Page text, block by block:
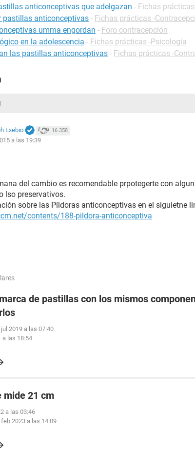
anticonceptivas que adelgazan - Fichas
pastillas anticonceptivas - Fichas prácticas -
umma engordan - Foro contracepción
en la adolescencia - Fichas prácticas -Psicología
las pastillas anticonceptivas - Fichas prácticas -
Exebio 16.358
a las 19:39
del cambio es recomendable prpotegerte con
lso preservativos.
sobre las Píldoras anticonceptivas en el siguietne
contents/188-pildora-anticonceptiva
de pastillas con los mismos
2019 a las 07:40
a las 18:54
mide 21 cm
a las 03:46
feb 2023 a las 14:09